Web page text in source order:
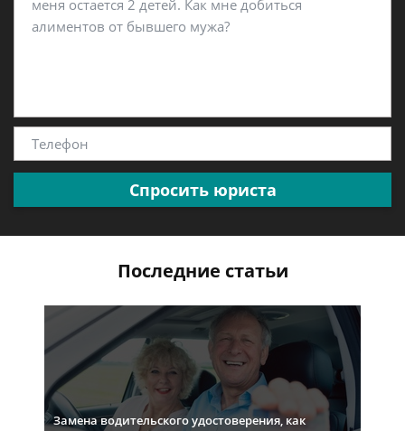
Спросить юриста
Последние статьи
Замена водительского удостоверения, как